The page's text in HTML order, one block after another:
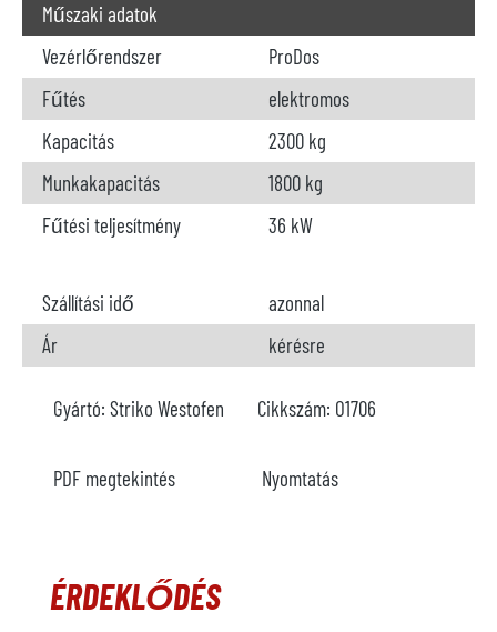
Műszaki adatok
Vezérlőrendszer
ProDos
Fűtés
elektromos
Kapacitás
2300 kg
Munkakapacitás
1800 kg
Fűtési teljesítmény
36 kW
Szállítási idő
azonnal
Ár
kérésre
Gyártó: Striko Westofen Cikkszám: O1706
PDF megtekintés Nyomtatás
ÉRDEKLŐDÉS